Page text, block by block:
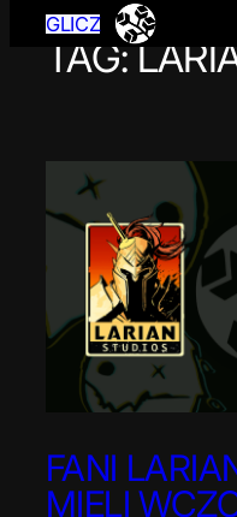
Przejdź
GLICZ
TAG:
FANI
MIELI